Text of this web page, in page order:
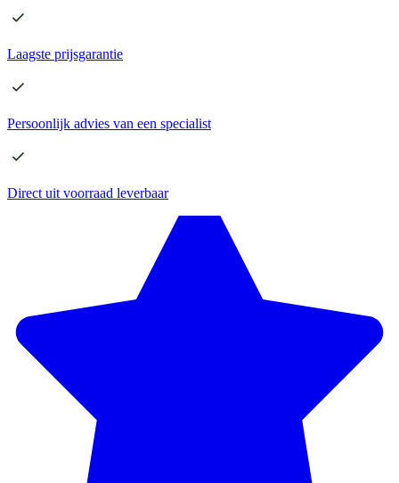
Laagste prijsgarantie
Persoonlijk advies van een specialist
Direct uit voorraad leverbaar